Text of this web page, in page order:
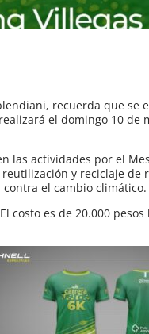
recuerda que se
el domingo 10 de
las actividades por el
y reciclaje de
el cambio climático.
costo es de 20.000 pesos